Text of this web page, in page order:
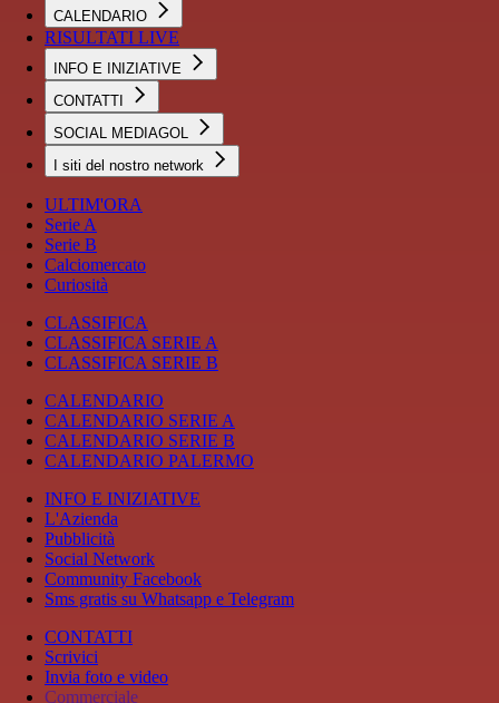
CALENDARIO
RISULTATI LIVE
INFO E INIZIATIVE
CONTATTI
SOCIAL MEDIAGOL
I siti del nostro network
ULTIM'ORA
Serie A
Serie B
Calciomercato
Curiosità
CLASSIFICA
CLASSIFICA SERIE A
CLASSIFICA SERIE B
CALENDARIO
CALENDARIO SERIE A
CALENDARIO SERIE B
CALENDARIO PALERMO
INFO E INIZIATIVE
L'Azienda
Pubblicità
Social Network
Community Facebook
Sms gratis su Whatsapp e Telegram
CONTATTI
Scrivici
Invia foto e video
Commerciale